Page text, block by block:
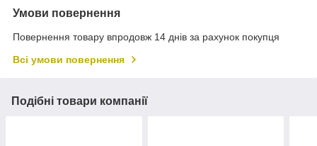
Умови повернення
Повернення товару впродовж 14 днів за рахунок покупця
Всі умови повернення
Подібні товари компанії